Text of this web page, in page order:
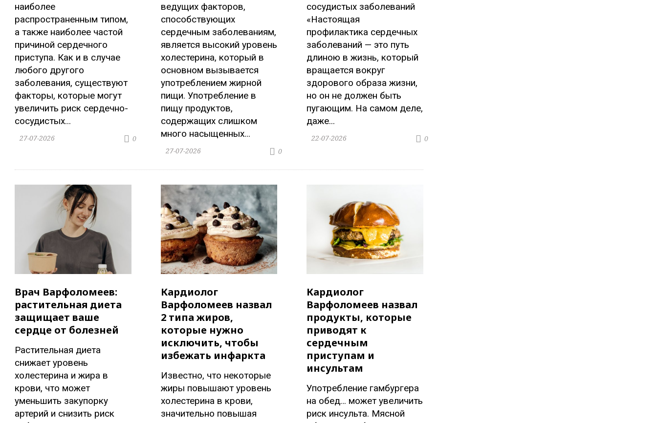
наиболее
распространенным типом,
а также наиболее частой
причиной сердечного
приступа. Как и в случае
любого другого
заболевания, существуют
факторы, которые могут
увеличить риск сердечно-
сосудистых...
0
27-07-2026
ведущих факторов,
способствующих
сердечным заболеваниям,
является высокий уровень
холестерина, который в
основном вызывается
употреблением жирной
пищи. Употребление в
пищу продуктов,
содержащих слишком
много насыщенных...
0
27-07-2026
сосудистых заболеваний
«Настоящая
профилактика сердечных
заболеваний — это путь
длиною в жизнь, который
вращается вокруг
здорового образа жизни,
но он не должен быть
пугающим. На самом деле,
даже...
0
22-07-2026
Врач Варфоломеев:
растительная диета
защищает ваше
сердце от болезней
Растительная диета
снижает уровень
холестерина и жира в
крови, что может
уменьшить закупорку
артерий и снизить риск
Кардиолог
Варфоломеев назвал
2 типа жиров,
которые нужно
исключить, чтобы
избежать инфаркта
Известно, что некоторые
жиры повышают уровень
холестерина в крови,
значительно повышая
Кардиолог
Варфоломеев назвал
продукты, которые
приводят к
сердечным
приступам и
инсультам
Употребление гамбургера
на обед… может увеличить
риск инсульта. Мясной